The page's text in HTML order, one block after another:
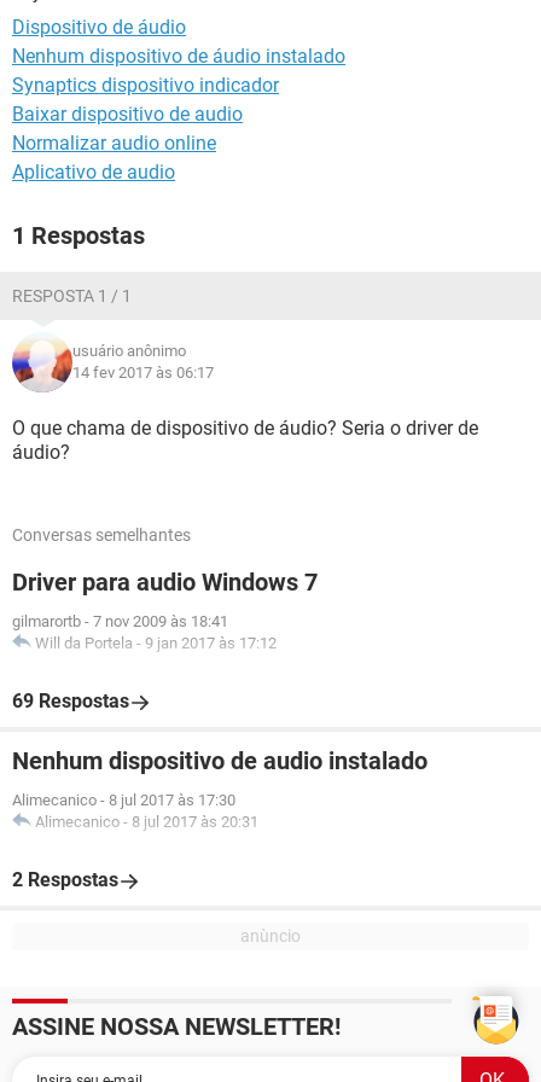
GUIA DE COMPRAS
Dispositivo de áudio
Nenhum dispositivo de áudio instalado
Synaptics dispositivo indicador
Baixar dispositivo de audio
Normalizar audio online
Aplicativo de audio
1 Respostas
RESPOSTA 1 / 1
usuário anônimo
14 fev 2017 às 06:17
O que chama de dispositivo de áudio? Seria o driver de
áudio?
Conversas semelhantes
Driver para audio Windows 7
gilmarortb - 7 nov 2009 às 18:41
Will da Portela - 9 jan 2017 às 17:12
69 Respostas
Nenhum dispositivo de audio instalado
Alimecanico - 8 jul 2017 às 17:30
Alimecanico - 8 jul 2017 às 20:31
2 Respostas
ASSINE NOSSA NEWSLETTER!